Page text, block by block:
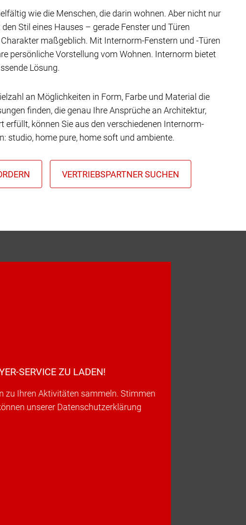
wie die Menschen, die darin wohnen. Aber nicht nur
Stil eines Hauses – gerade Fenster und Türen
maßgeblich. Mit Internorm-Fenstern und -Türen
persönliche Vorstellung vom Wohnen. Internorm bietet
Lösung.
an Möglichkeiten in Form, Farbe und Material die
finden, die genau Ihre Ansprüche an Architektur,
erfüllt, können Sie aus den verschiedenen Internorm-
studio, home pure, home soft und ambiente.
SERVICE ZU LADEN!
zu Ihren Aktivitäten sammeln. Stimmen
unserer Datenschutzerklärung